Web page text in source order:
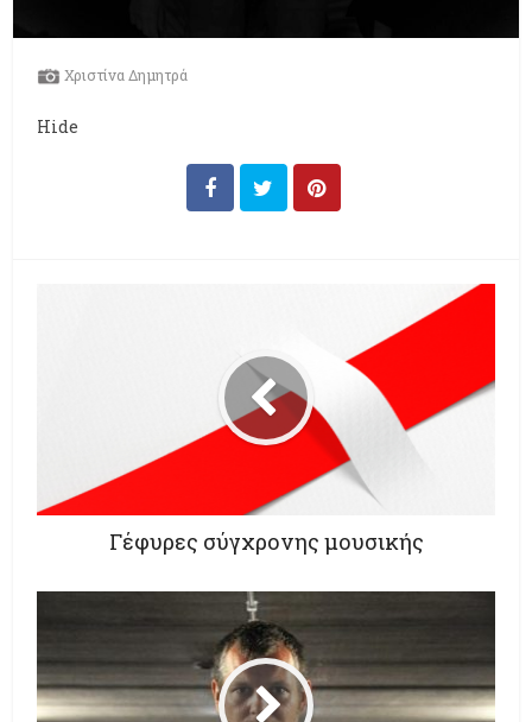
Χριστίνα Δημητρά
Hide
Γέφυρες σύγχρονης μουσικής